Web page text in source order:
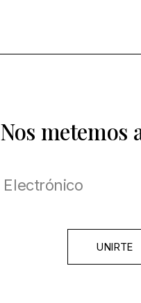
Nos metemos
UNIRTE